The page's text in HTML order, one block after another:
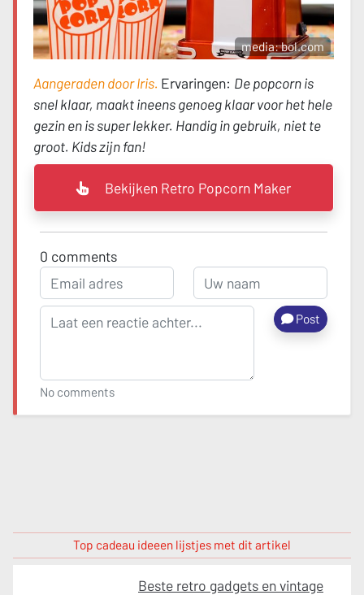
media: bol.com
Aangeraden door Iris. Ervaringen: De popcorn is
snel klaar, maakt ineens genoeg klaar voor het hele
gezin en is super lekker. Handig in gebruik, niet te
groot. Kids zijn fan!
Bekijken Retro Popcorn Maker
0 comments
Post
No comments
Top cadeau ideeen lijstjes met dit artikel
Beste retro gadgets en vintage